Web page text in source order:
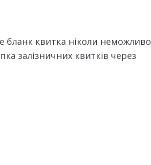
бланк квитка ніколи неможливо
залізничних квитків через